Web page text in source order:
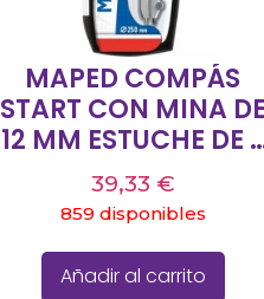
MAPED COMPÁS
START CON MINA DE
12 MM ESTUCHE DE 3
PIEZAS
39,33 €
859 disponibles
Añadir al carrito